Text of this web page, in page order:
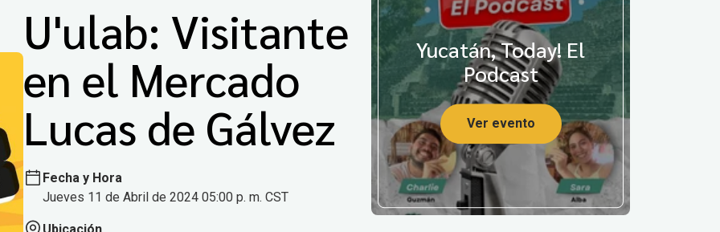
U'ulab: Visitante
en el Mercado
Lucas de Gálvez
Fecha y Hora
Jueves 11 de Abril de 2024 05:00 p. m. CST
Yucatán, Today! El
Podcast
Ver evento